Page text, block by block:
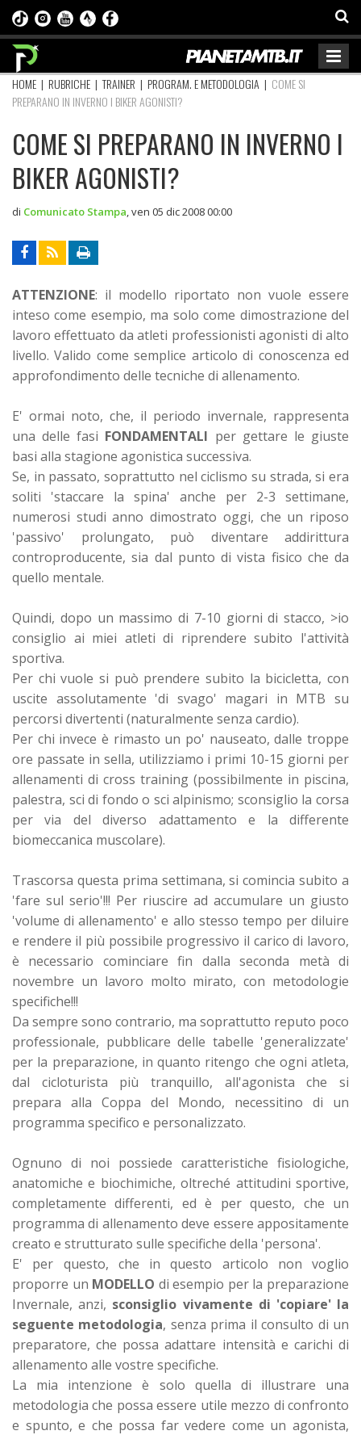
HOME | RUBRICHE |TRAINER | PROGRAM. E METODOLOGIA | COME SI
PREPARANO IN INVERNO I BIKER AGONISTI?
COME SI PREPARANO IN INVERNO I
BIKER AGONISTI?
di Comunicato Stampa ven 05 dic 2008 00:00
ATTENZIONE: il modello riportato non vuole essere
inteso come esempio, ma solo come dimostrazione del
lavoro effettuato da atleti professionisti agonisti di alto
livello. Valido come semplice articolo di conoscenza ed
approfondimento delle tecniche di allenamento.
E' ormai noto, che, il periodo invernale, rappresenta
una delle fasi FONDAMENTALI per gettare le giuste
basi alla stagione agonistica successiva.
Se, in passato, soprattutto nel ciclismo su strada, si era
soliti 'staccare la spina' anche per 2-3 settimane,
numerosi studi anno dimostrato oggi, che un riposo
'passivo' prolungato, può diventare addirittura
controproducente, sia dal punto di vista fisico che da
quello mentale.
Quindi, dopo un massimo di 7-10 giorni di stacco, >io
consiglio ai miei atleti di riprendere subito l'attività
sportiva.
Per chi vuole si può prendere subito la bicicletta, con
uscite assolutamente 'di svago' magari in MTB su
percorsi divertenti (naturalmente senza cardio).
Per chi invece è rimasto un po' nauseato, dalle troppe
ore passate in sella, utilizziamo i primi 10-15 giorni per
allenamenti di cross training (possibilmente in piscina,
palestra, sci di fondo o sci alpinismo; sconsiglio la corsa
per via del diverso adattamento e la differente
biomeccanica muscolare).
Trascorsa questa prima settimana, si comincia subito a
'fare sul serio'!!! Per riuscire ad accumulare un giusto
'volume di allenamento' e allo stesso tempo per diluire
e rendere il più possibile progressivo il carico di lavoro,
è necessario cominciare fin dalla seconda metà di
novembre un lavoro molto mirato, con metodologie
specifiche!!!
Da sempre sono contrario, ma soprattutto reputo poco
professionale, pubblicare delle tabelle 'generalizzate'
per la preparazione, in quanto ritengo che ogni atleta,
dal cicloturista più tranquillo, all'agonista che si
prepara alla Coppa del Mondo, necessitino di un
programma specifico e personalizzato.
Ognuno di noi possiede caratteristiche fisiologiche,
anatomiche e biochimiche, oltreché attitudini sportive,
completamente differenti, ed è per questo, che un
programma di allenamento deve essere appositamente
creato e strutturato sulle specifiche della 'persona'.
E' per questo, che in questo articolo non voglio
proporre un MODELLO di esempio per la preparazione
Invernale, anzi, sconsiglio vivamente di 'copiare' la
seguente metodologia, senza prima il consulto di un
preparatore, che possa adattare intensità e carichi di
allenamento alle vostre specifiche.
La mia intenzione è solo quella di illustrare una
metodologia che possa essere utile mezzo di confronto
e spunto, e che possa far vedere come un agonista,